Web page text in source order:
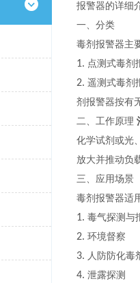
报警器的详细
一、分类
毒剂报警器主
1. 点测式毒剂
2. 遥测式毒剂
剂报警器按有
二、工作原理
化学试剂或光
放大并推动负
三、应用场景
毒剂报警器适
1. 毒气探测与
2. 环境督察
3. 人防防化毒
4. 泄露探测